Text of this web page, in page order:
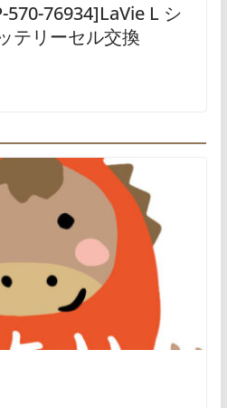
570-76934]LaVie L シ
テリーセル交換